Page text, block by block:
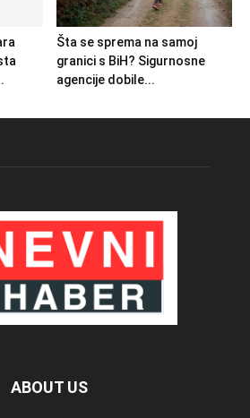
Šta se sprema na samoj
granici s BiH? Sigurnosne
agencije dobile...
ABOUT US